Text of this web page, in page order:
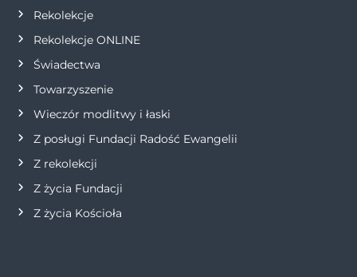
s
u
Rekolekcje
Rekolekcje ONLINE
Świadectwa
Towarzyszenie
Wieczór modlitwy i łaski
Z posługi Fundacji Radość Ewangelii
Z rekolekcji
Z życia Fundacji
Z życia Kościoła